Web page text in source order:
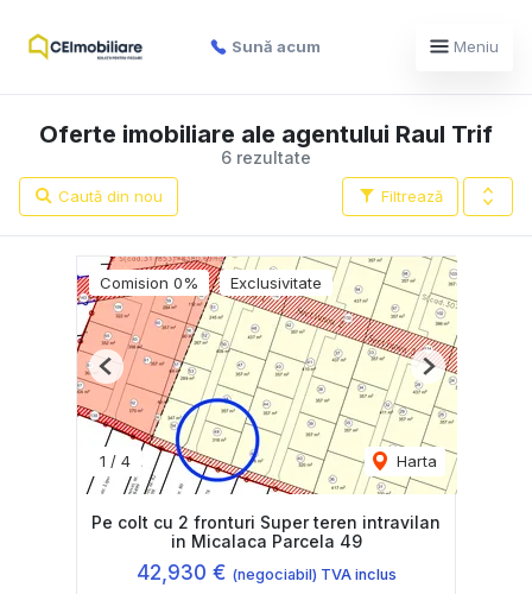
Sună acum Meniu
6 rezultate
Oferte imobiliare ale agentului Raul Trif
Filtrează
Caută din nou
Comision 0% Exclusivitate
1 / 4 Harta
Previous Next
Pe colt cu 2 fronturi Super teren intravilan
in Micalaca Parcela 49
42,930 € (negociabil) TVA inclus